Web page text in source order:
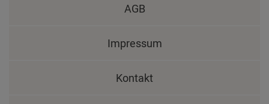
AGB
Impressum
Kontakt